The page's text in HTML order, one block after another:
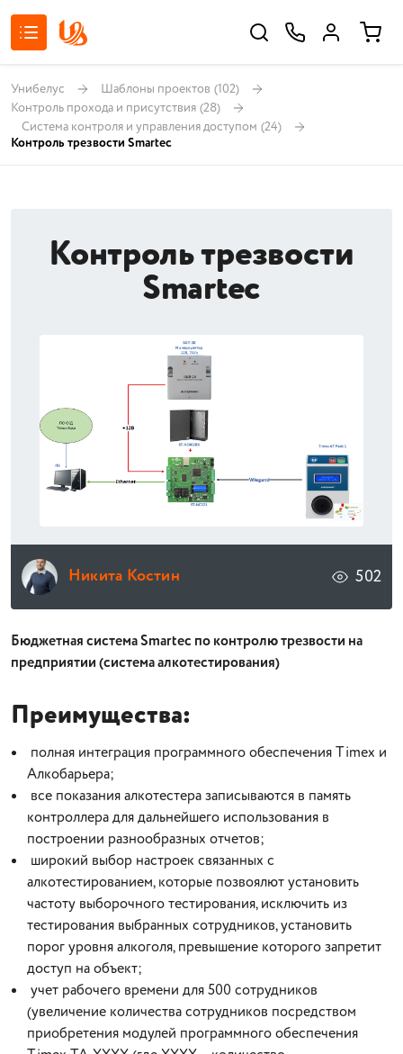
Унибелус Шаблоны проектов (102)
Контроль прохода и присутствия (28)
Система контроля и управления доступом (24)
Контроль трезвости Smartec
Контроль трезвости
Smartec
Никита Костин 502
Бюджетная система Smartec по контролю трезвости на
предприятии (система алкотестирования)
Преимущества:
полная интеграция программного обеспечения Timex и
Алкобарьера;
все показания алкотестера записываются в память
контроллера для дальнейшего использования в
построении разнообразных отчетов;
широкий выбор настроек связанных с
алкотестированием, которые позвоялют установить
частоту выборочного тестирования, исключить из
тестирования выбранных сотрудников, установить
порог уровня алкоголя, превышение которого запретит
доступ на объект;
учет рабочего времени для 500 сотрудников
(увеличение количества сотрудников посредством
приобретения модулей программного обеспечения